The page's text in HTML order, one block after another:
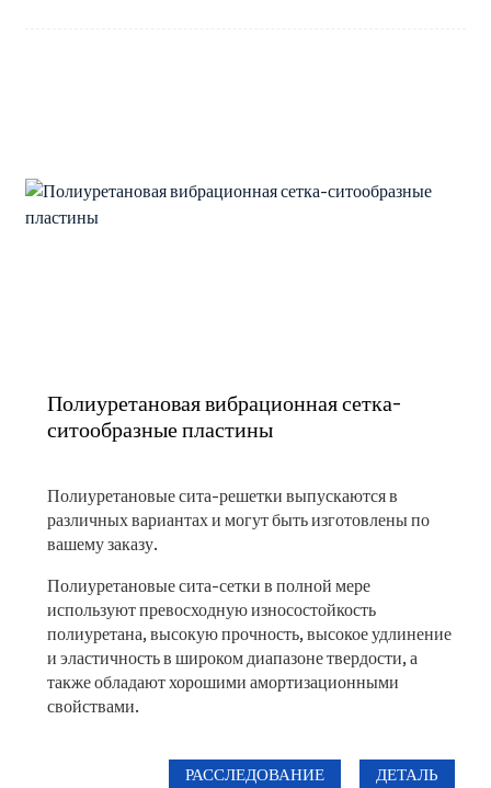
Полиуретановая вибрационная сетка-
ситообразные пластины
Полиуретановые сита-решетки выпускаются в
различных вариантах и ​​могут быть изготовлены по
вашему заказу.
Полиуретановые сита-сетки в полной мере
используют превосходную износостойкость
полиуретана, высокую прочность, высокое удлинение
и эластичность в широком диапазоне твердости, а
также обладают хорошими амортизационными
свойствами.
РАССЛЕДОВАНИЕ ДЕТАЛЬ